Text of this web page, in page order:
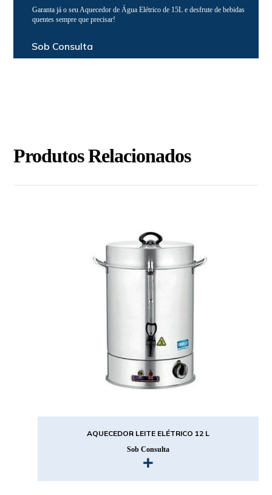
Garanta já o seu Aquecedor de Água Elétrico de 15L e desfrute de bebidas
quentes sempre que precisar!
Sob Consulta
Produtos Relacionados
AQUECEDOR LEITE ELÉTRICO 12 L
Sob Consulta